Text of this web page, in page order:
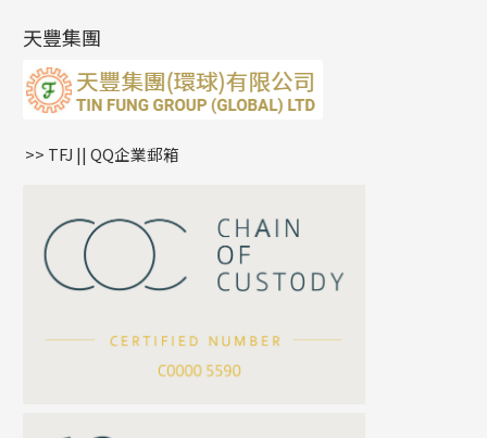
公司名稱
雙十字鏈系列
水波鏈系列
蛇骨鏈系列
鏈尾系列
嘴唇鏈系列
S車花鏈系列
珍珠鏈系列
坦克鏈系列
滿天星鏈系列
方假繩鏈系列
耳環扣系列
耳綫/耳鈎系列
耳環爪頭
耳環
字母吊墜
相盒吊墜
項鏈吊墜
生肖吊墜
星座吊墜
珠扣
天豐集團
>> TFJ || QQ企業郵箱